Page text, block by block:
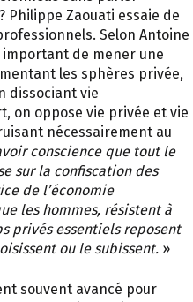
Philippe Zaouati essaie de
Selon Antoine
de mener une
les sphères privée,
dissociant vie
on oppose vie privée et vie
nécessairement au
conscience que tout le
sur la confiscation des
de l’économie
les hommes, résistent à
privés essentiels reposent
ou le subissent. »
souvent avancé pour